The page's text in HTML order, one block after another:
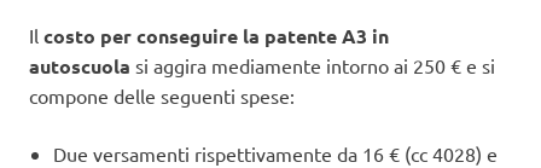
Il costo per conseguire la patente A3 in
autoscuola si aggira mediamente intorno ai 250 € e si
compone delle seguenti spese:
Due versamenti rispettivamente da 16 € (cc 4028) e